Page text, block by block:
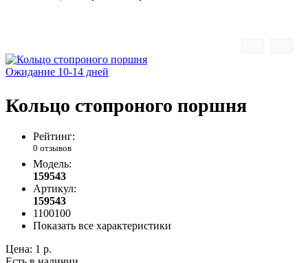
Ожидание 10-14 дней
Кольцо стопроного поршня
Рейтинг:
0 отзывов
Модель:
159543
Артикул:
159543
1100100
Показать все характеристики
Цена: 1 р.